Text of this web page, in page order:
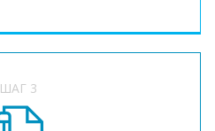
ШАГ 3